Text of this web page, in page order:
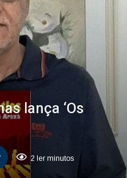
lança ‘Os
2 ler minutos